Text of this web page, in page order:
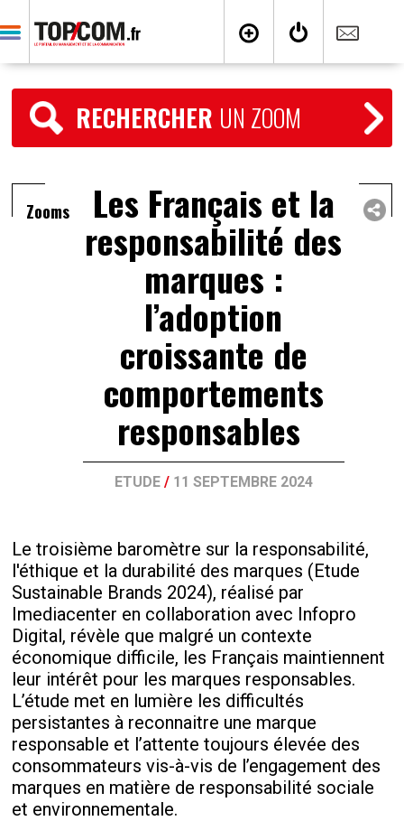
RECHERCHER UN ZOOM
Zooms Les Français et la
responsabilité des
marques :
l’adoption
croissante de
comportements
responsables
ETUDE/ 11 SEPTEMBRE 2024
Le troisième baromètre sur la responsabilité,
l'éthique et la durabilité des marques (Etude
Sustainable Brands 2024), réalisé par
Imediacenter en collaboration avec Infopro
Digital, révèle que malgré un contexte
économique difficile, les Français maintiennent
leur intérêt pour les marques responsables.
L’étude met en lumière les difficultés
persistantes à reconnaitre une marque
responsable et l’attente toujours élevée des
consommateurs vis-à-vis de l’engagement des
marques en matière de responsabilité sociale
et environnementale.